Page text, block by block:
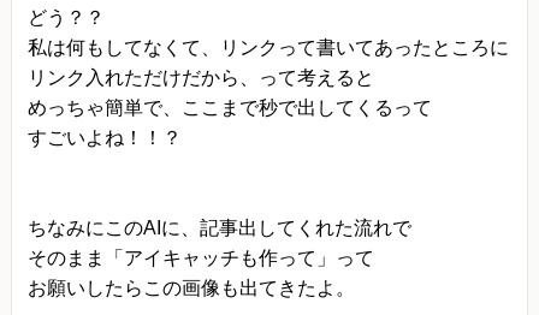
どう？？
私は何もしてなくて、リンクって書いてあったところに
リンク入れただけだから、って考えると
めっちゃ簡単で、ここまで秒で出してくるって
すごいよね！！？
ちなみにこのAIに、記事出してくれた流れで
そのまま「アイキャッチも作って」って
お願いしたらこの画像も出てきたよ。